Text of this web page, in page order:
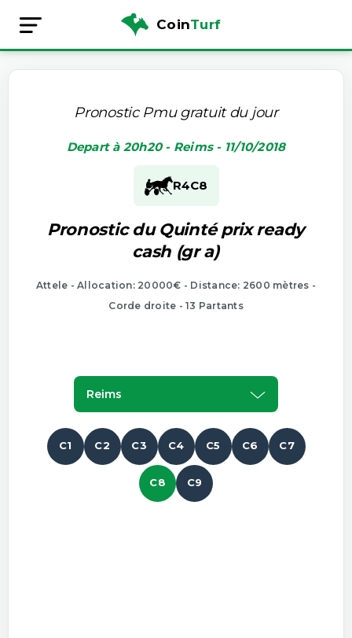
CoinTurf
Pronostic Pmu gratuit du jour
Depart à 20h20 - Reims - 11/10/2018
R4C8
Pronostic du Quinté prix ready
cash (gr a)
Attele - Allocation: 20000€ - Distance: 2600 mètres -
Corde droite - 13 Partants
Reims
C1 C2 C3 C4 C5 C6 C7
C8 C9